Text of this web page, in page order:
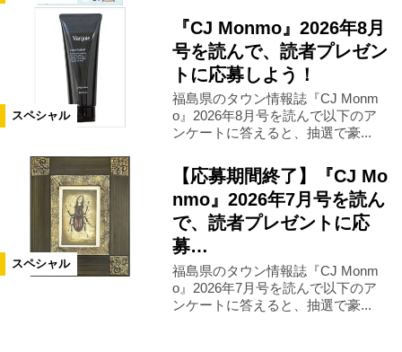
スペシャル
『CJ Monmo』2026年8月
号を読んで、読者プレゼン
トに応募しよう！
福島県のタウン情報誌『CJ Monm
o』2026年8月号を読んで以下のア
ンケートに答えると、抽選で豪...
スペシャル
【応募期間終了】『CJ Mo
nmo』2026年7月号を読ん
で、読者プレゼントに応
募…
福島県のタウン情報誌『CJ Monm
o』2026年7月号を読んで以下のア
ンケートに答えると、抽選で豪...